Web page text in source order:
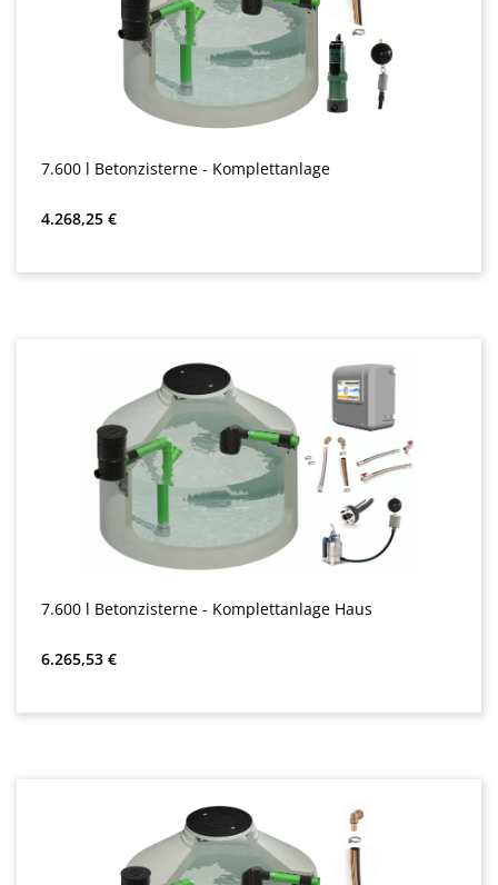
7.600 l Betonzisterne - Komplettanlage
Almindelig pris:
4.268,25 €
7.600 l Betonzisterne - Komplettanlage Haus
Almindelig pris:
6.265,53 €